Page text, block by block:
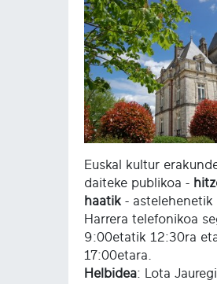
Euskal kultur
daiteke publikoa -
haatik - astelehenetik
Harrera telefonikoa
9:00etatik 12:30ra
17:00etara.
Helbidea: Lota